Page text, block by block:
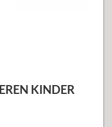
KINDER